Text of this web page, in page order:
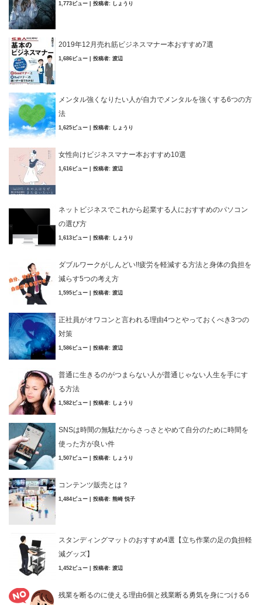
1,773ビュー 投稿者: しょうり
2019年12月売れ筋ビジネスマナー本おすすめ7選
1,686ビュー 投稿者: 渡辺
メンタル強くなりたい人が自力でメンタルを強くする6つの方
法
1,625ビュー 投稿者: しょうり
女性向けビジネスマナー本おすすめ10選
1,616ビュー 投稿者: 渡辺
ネットビジネスでこれから起業する人におすすめのパソコン
の選び方
1,613ビュー 投稿者: しょうり
ダブルワークがしんどい!!疲労を軽減する方法と身体の負担を
減らす5つの考え方
1,595ビュー 投稿者: 渡辺
正社員がオワコンと言われる理由4つとやっておくべき3つの
対策
1,586ビュー 投稿者: 渡辺
普通に生きるのがつまらない人が普通じゃない人生を手にす
る方法
1,582ビュー 投稿者: しょうり
SNSは時間の無駄だからさっさとやめて自分のために時間を
使った方が良い件
1,507ビュー 投稿者: しょうり
コンテンツ販売とは？
1,484ビュー 投稿者: 熊崎 悦子
スタンディングマットのおすすめ4選【立ち作業の足の負担軽
減グッズ】
1,452ビュー 投稿者: 渡辺
残業を断るのに使える理由6個と残業断る勇気を身につける6